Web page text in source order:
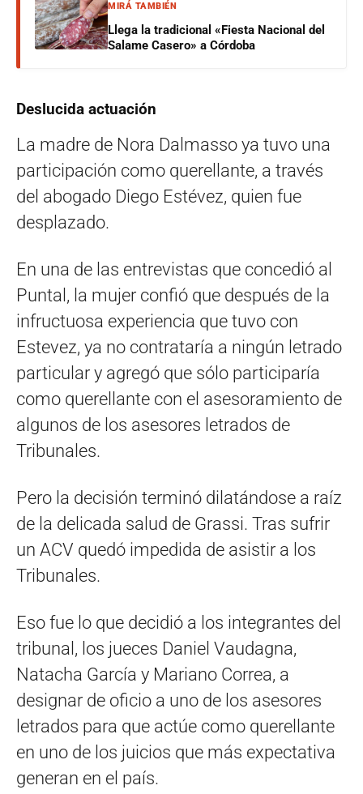
MIRÁ TAMBIÉN
Llega la tradicional «Fiesta Nacional del
Salame Casero» a Córdoba
Deslucida actuación
La madre de Nora Dalmasso ya tuvo una
participación como querellante, a través
del abogado Diego Estévez, quien fue
desplazado.
En una de las entrevistas que concedió al
Puntal, la mujer confió que después de la
infructuosa experiencia que tuvo con
Estevez, ya no contrataría a ningún letrado
particular y agregó que sólo participaría
como querellante con el asesoramiento de
algunos de los asesores letrados de
Tribunales.
Pero la decisión terminó dilatándose a raíz
de la delicada salud de Grassi. Tras sufrir
un ACV quedó impedida de asistir a los
Tribunales.
Eso fue lo que decidió a los integrantes del
tribunal, los jueces Daniel Vaudagna,
Natacha García y Mariano Correa, a
designar de oficio a uno de los asesores
letrados para que actúe como querellante
en uno de los juicios que más expectativa
generan en el país.